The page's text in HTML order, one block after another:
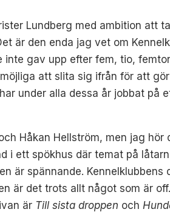
Lundberg med ambition att
är den enda jag vet om
gav upp efter fem, tio,
att slita sig ifrån för att
under alla dessa år jobbat på
Håkan Hellström, men jag
ett spökhus där temat på
är spännande.
är det trots allt något som är
är Till sista droppen och